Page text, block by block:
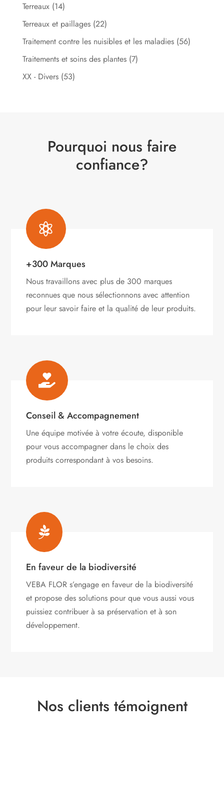
Terreaux (14)
Terreaux et paillages (22)
Traitement contre les nuisibles et les maladies (56)
Traitements et soins des plantes (7)
XX - Divers (53)
Pourquoi nous faire
confiance?

+300 Marques
Nous travaillons avec plus de 300 marques
reconnues que nous sélectionnons avec attention
pour leur savoir faire et la qualité de leur produits.

Conseil & Accompagnement
Une équipe motivée à votre écoute, disponible
pour vous accompagner dans le choix des
produits correspondant à vos besoins.

En faveur de la biodiversité
VEBA FLOR s’engageen faveur de la biodiversité
et propose des solutions pour que vous aussi vous
puissiez contribuer à sa préservation et à son
développement.
Nos clients témoignent